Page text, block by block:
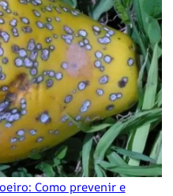
Como prevenir e